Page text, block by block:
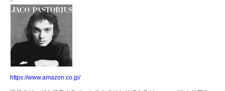
https://www.amazon.co.jp/